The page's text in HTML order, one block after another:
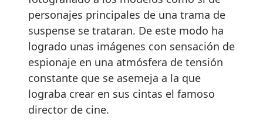
personajes principales de una trama de
suspense se trataran. De este modo ha
logrado unas imágenes con sensación de
espionaje en una atmósfera de tensión
constante que se asemeja a la que
lograba crear en sus cintas el famoso
director de cine.